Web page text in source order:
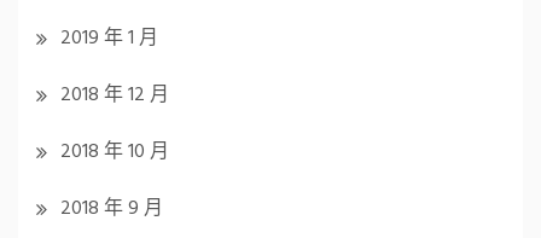
2019 年 1 月
2018 年 12 月
2018 年 10 月
2018 年 9 月